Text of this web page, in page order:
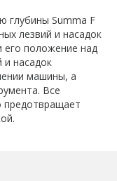
глубины Summa F
лезвий и насадок
его положение над
и насадок
машины, а
Все
предотвращает